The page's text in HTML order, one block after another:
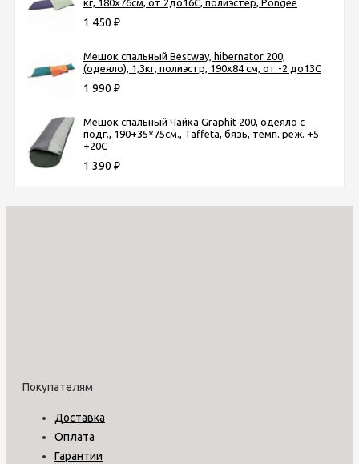
кг, 180х76см, от 2до16C, полиэстер, Pongee
1 450 ₽
Мешок спальный Bestway, hibernator 200,
(одеяло), 1,3кг, полиэстр, 190х84 см, от -2 до13С
1 990 ₽
Мешок спальный Чайка Graphit 200, одеяло с
подг., 190+35*75см., Taffeta, бязь, темп. реж. +5
+20C
1 390 ₽
Покупателям
Доставка
Оплата
Гарантии